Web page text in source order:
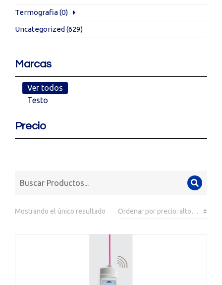
Termografia(0)
Uncategorized (629)
Marcas
Ver todos
Testo
Precio
Mostrando el único resultado